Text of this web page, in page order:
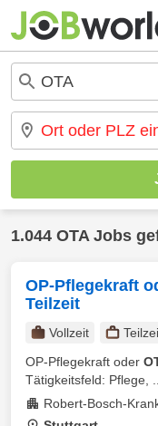
1.044 OTA Jobs
OP-Pflegekraft
Teilzeit
Vollzeit
OP-Pflegekraft oder
Tätigkeitsfeld: Pflege, ...
Robert-Bosch-